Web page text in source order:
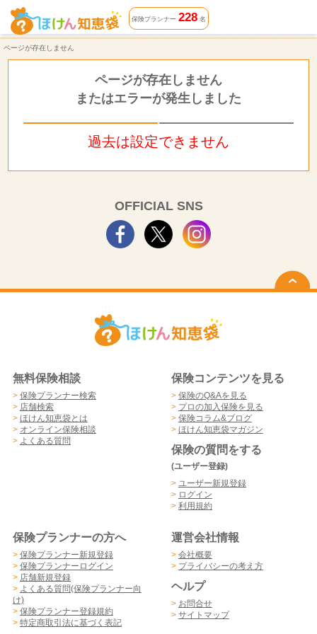
ページが存在しません | ほけん知恵袋
保険プランナー 228名
ページが存在しません
ページが存在しません
またはエラーが発生しました
過去は設定できません
OFFICIAL SNS
無料保険相談
> 保険プランナー検索
> 店舗検索
> ほけん知恵袋とは
> オンライン保険相談
> よくある質問
保険コンテンツを見る
> 保険のQ&Aを見る
> プロの加入保険を見る
> 保険コラム&ブログ
> ほけん知恵袋マガジン
保険の質問をする
(ユーザー登録)
> ユーザー新規登録
> ログイン
> 利用規約
保険プランナーの方へ
> 保険プランナー新規登録
> 保険プランナーログイン
> 店舗新規登録
> よくある質問(保険プランナー向
け)
> 保険プランナー登録規約
> 特定商取引法に基づく表記
運営会社情報
> 会社概要
> プライバシーの考え方
ヘルプ
> お問合せ
> サイトマップ